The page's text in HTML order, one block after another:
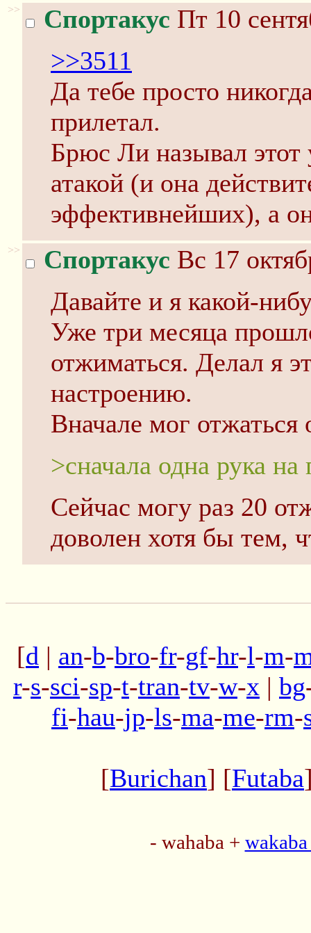
>> Спортакус Пт 10
>>3511
Да тебе просто
прилетал.
Брюс Ли называл этот
атакой (и она
эффективнейших), а
>> Спортакус Вс 17
Давайте и я какой-
Уже три месяца
отжиматься. Делал я
настроению.
Вначале мог
>сначала одна рука
Сейчас могу раз 20
доволен хотя бы тем,
[d | an-b-bro-fr-gf-hr-l-m-
r-s-sci-sp-t-tran-tv-w-x | bg
fi-hau-jp-ls-ma-me-rm-
[Burichan] [Futaba
- wahaba +